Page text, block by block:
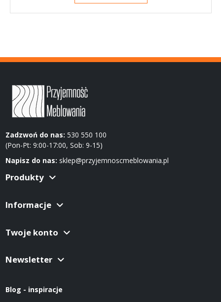
Zadzwoń do nas: 530 550 100
(Pon-Pt: 9:00-17:00, Sob: 9-15)
Napisz do nas: sklep@przyjemnoscmeblowania.pl
Produkty
Informacje
Twoje konto
Newsletter
Blog - inspiracje